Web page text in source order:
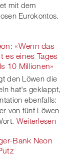
mit dem
Eurokontos.
«Wenn das
es eines Tages
10 Millionen»
den Löwen die
hat's geklappt,
ebenfalls:
von fünf Löwen
Weiterlesen
Bank Neon